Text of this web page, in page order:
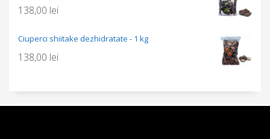
138,00 lei
Ciuperci shiitake dezhidratate - 1 kg
138,00 lei